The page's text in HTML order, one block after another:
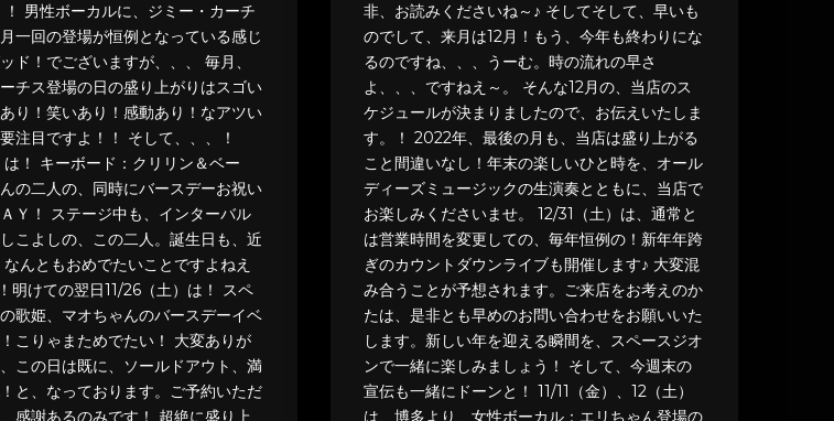
！ 男性ボーカルに、ジミー・カーチ
一回の登場が恒例となっている感じ
ド！でございますが、、、 毎月、
チス登場の日の盛り上がりはスゴい
り！笑いあり！感動あり！なアツい
注目ですよ！！ そして、、、！
は！ キーボード：クリリン＆ベー
の二人の、同時にバースデーお祝い
Ｙ！ ステージ中も、インターバル
こよしの、この二人。誕生日も、近
んともおめでたいことですよねえ
明けての翌日11/26（土）は！ スペ
歌姫、マオちゃんのバースデーイベ
こりゃまためでたい！ 大変ありが
この日は既に、ソールドアウト、満
と、なっております。ご予約いただ
非、お読みくださいね～♪ そしてそして、早いも
のでして、来月は12月！もう、今年も終わりにな
るのですね、、、うーむ。時の流れの早さ
よ、、、ですねえ～。 そんな12月の、当店のス
ケジュールが決まりましたので、お伝えいたしま
す。！ 2022年、最後の月も、当店は盛り上がる
こと間違いなし！年末の楽しいひと時を、オール
ディーズミュージックの生演奏とともに、当店で
お楽しみくださいませ。 12/31（土）は、通常と
は営業時間を変更しての、毎年恒例の！新年年跨
ぎのカウントダウンライブも開催します♪ 大変混
み合うことが予想されます。ご来店をお考えのか
たは、是非とも早めのお問い合わせをお願いいた
します。新しい年を迎える瞬間を、スペースジオ
ンで一緒に楽しみましょう！ そして、今週末の
宣伝も一緒にドーンと！ 11/11（金）、12（土）